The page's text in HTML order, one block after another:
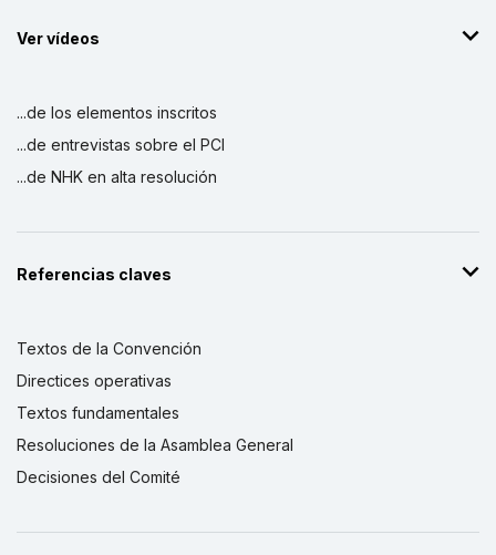
Ver vídeos
...de los elementos inscritos
...de entrevistas sobre el PCI
...de NHK en alta resolución
Referencias claves
Textos de la Convención
Directices operativas
Textos fundamentales
Resoluciones de la Asamblea General
Decisiones del Comité